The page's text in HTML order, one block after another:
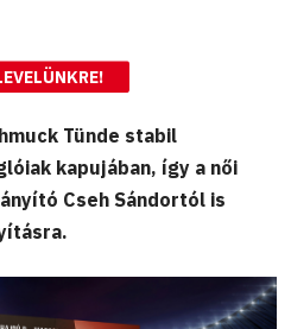
Tünde stabil
kapujában, így a női
Cseh Sándortól is